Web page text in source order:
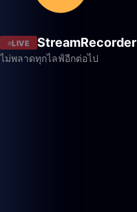
LIVE StreamRecorder
ไม่พลาดทุกไลฟ์อีกต่อไป